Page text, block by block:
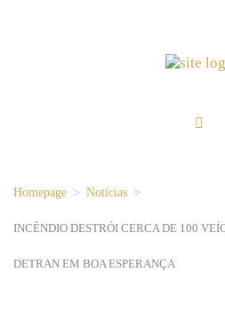
Homepage > Notícias >
INCÊNDIO DESTRÓI CERCA DE 100
DETRAN EM BOA ESPERANÇA